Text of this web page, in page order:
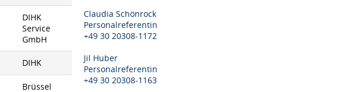
DIHK
Service
GmbH
DIHK
Brüssel
Claudia Schönrock
Personalreferentin
+49 30 20308-1172
Jil Huber
Personalreferentin
+49 30 20308-1163